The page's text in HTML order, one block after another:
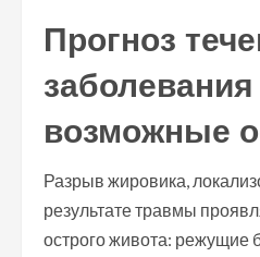
Прогноз
заболевания
возможные
Разрыв жировика,
результате травмы
острого живота: режущие